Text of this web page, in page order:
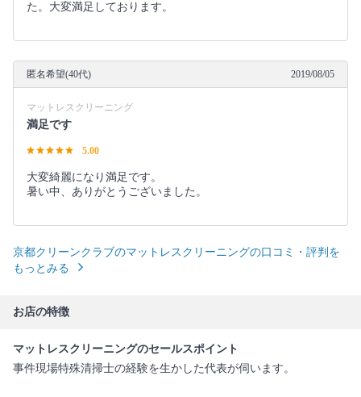
た。大変満足しております。
匿名希望(40代) 2019/08/05
マットレスクリーニング
満足です
5.00
大変綺麗になり満足です。
暑い中、ありがとうございました。
京都クリーンクラブのマットレスクリーニングの口コミ・評判を
もっとみる
お店の特徴
マットレスクリーニングのセールスポイント
事件現場特殊清掃士の経験を生かした代表が伺います。